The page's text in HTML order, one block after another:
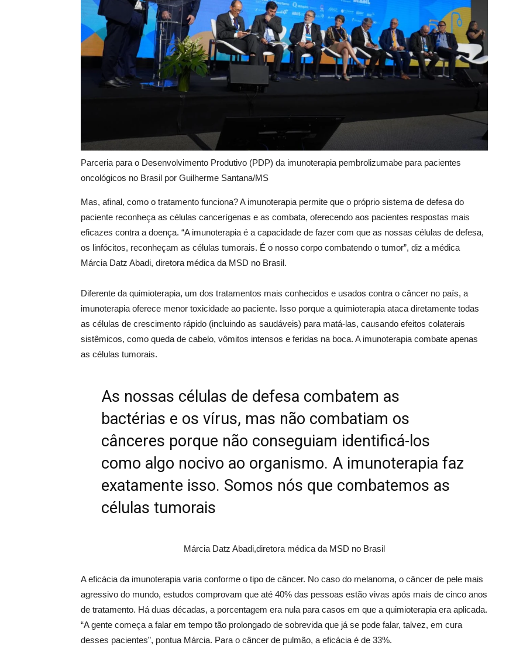
Parceria para o Desenvolvimento Produtivo (PDP) da imunoterapia pembrolizumabe para pacientes
oncológicos no Brasil por Guilherme Santana/MS
Mas, afinal, como o tratamento funciona? A imunoterapia permite que o próprio sistema de defesa do
paciente reconheça as células cancerígenas e as combata, oferecendo aos pacientes respostas mais
eficazes contra a doença. “A imunoterapia é a capacidade de fazer com que as nossas células de defesa,
os linfócitos, reconheçam as células tumorais. É o nosso corpo combatendo o tumor”, diz a médica
Márcia Datz Abadi, diretora médica da MSD no Brasil.
Diferente da quimioterapia, um dos tratamentos mais conhecidos e usados contra o câncer no país, a
imunoterapia oferece menor toxicidade ao paciente. Isso porque a quimioterapia ataca diretamente todas
as células de crescimento rápido (incluindo as saudáveis) para matá-las, causando efeitos colaterais
sistêmicos, como queda de cabelo, vômitos intensos e feridas na boca. A imunoterapia combate apenas
as células tumorais.
As nossas células de defesa combatem as
bactérias e os vírus, mas não combatiam os
cânceres porque não conseguiam identificá-los
como algo nocivo ao organismo. A imunoterapia faz
exatamente isso. Somos nós que combatemos as
células tumorais
Márcia Datz Abadi,diretora médica da MSD no Brasil
A eficácia da imunoterapia varia conforme o tipo de câncer. No caso do melanoma, o câncer de pele mais
agressivo do mundo, estudos comprovam que até 40% das pessoas estão vivas após mais de cinco anos
de tratamento. Há duas décadas, a porcentagem era nula para casos em que a quimioterapia era aplicada.
“A gente começa a falar em tempo tão prolongado de sobrevida que já se pode falar, talvez, em cura
desses pacientes”, pontua Márcia. Para o câncer de pulmão, a eficácia é de 33%.